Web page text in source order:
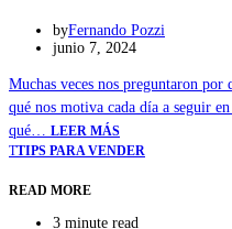
byFernando Pozzi
junio 7, 2024
Muchas veces nos preguntaron
qué nos motiva cada día a seguir
qué… LEER MÁS
TTIPS PARA VENDER
READ MORE
3 minute read